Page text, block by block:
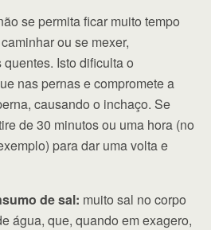
se permita ficar muito tempo
ou se mexer,
Isto dificulta o
nas pernas e compromete a
causando o inchaço. Se
de 30 minutos ou uma hora (no
para dar uma volta e
de sal: muito sal no corpo
água, que, quando em exagero,